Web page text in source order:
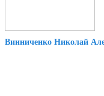
Винниченко Николай